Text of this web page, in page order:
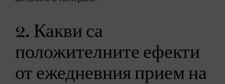
2. Какви са
положителните ефекти
от ежедневния прием на